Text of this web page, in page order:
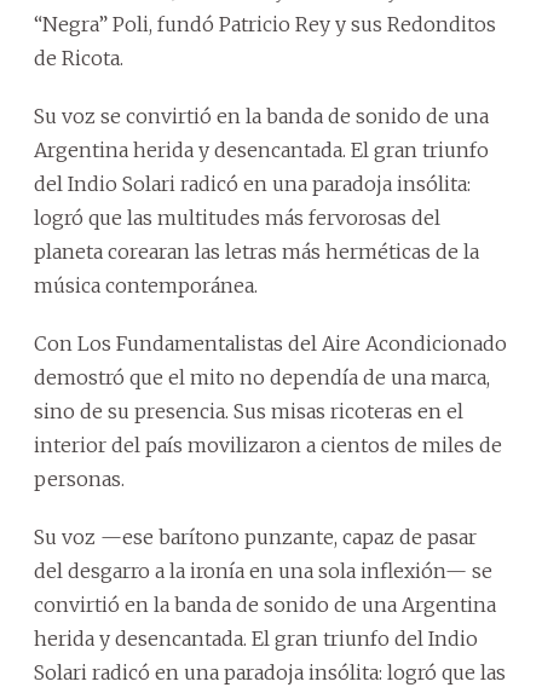
“Negra” Poli, fundó Patricio Rey y sus Redonditos
de Ricota.
Su voz se convirtió en la banda de sonido de una
Argentina herida y desencantada. El gran triunfo
del Indio Solari radicó en una paradoja insólita:
logró que las multitudes más fervorosas del
planeta corearan las letras más herméticas de la
música contemporánea.
Con Los Fundamentalistas del Aire Acondicionado
demostró que el mito no dependía de una marca,
sino de su presencia. Sus misas ricoteras en el
interior del país movilizaron a cientos de miles de
personas.
Su voz —ese barítono punzante, capaz de pasar
del desgarro a la ironía en una sola inflexión— se
convirtió en la banda de sonido de una Argentina
herida y desencantada. El gran triunfo del Indio
Solari radicó en una paradoja insólita: logró que las